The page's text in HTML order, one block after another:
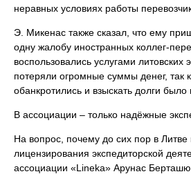
неравных условиях работы
Э. Микенас также сказал, что ему
одну жалобу иностранных коллег-
воспользовались услугами литовских
потеряли огромные суммы денег, так
обанкротились и взыскать долги было
В ассоциации – только надёжные
На вопрос, почему до сих пор в Литве
лицензирования экспедиторской
ассоциации «Lineka» Арунас